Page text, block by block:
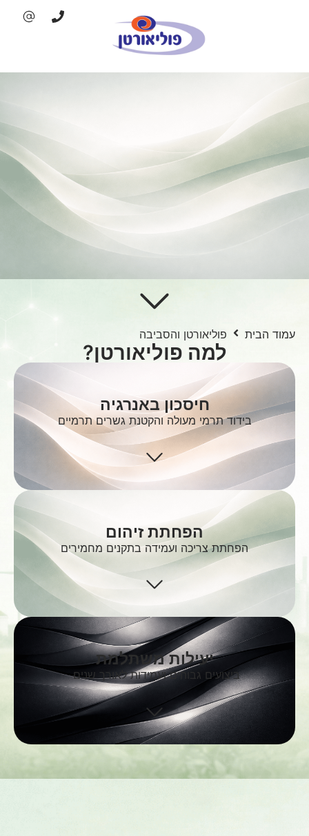
עמוד הבית פוליאורטן והסביבה
למה פוליאורטן?
חיסכון באנרגיה
בידוד תרמי מעולה והקטנת גשרים תרמיים
הפחתת זיהום
הפחתת צריכה ועמידה בתקנים מחמירים
יעילות משתלמת
ביצועים גבוהים ועמידות לאורך שנים